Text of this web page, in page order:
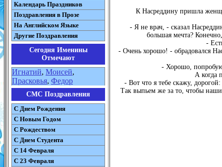
Календарь Праздников
Поздравления в Прозе
На Английском Языке
Другие Поздравления
Сегодня Именины
Отмечают
Игнатий, Моисей,
Прасковья, Федор
СМС Поздравления
С Днем Рождения
С Новым Годом
С Рождеством
C Днем Студента
С 14 Февраля
С 23 Февраля
К Насреддину пришла
- Я не врач, - сказал
большая мечта?
-
- Очень хорошо! - обрадовался
- Хорошо,
А когда
- Вот что я тебе скажу,
Так выпьем же за то, чтобы